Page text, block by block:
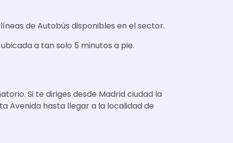
de Autobús disponibles en el sector.
a tan solo 5 minutos a pie.
Si te diriges desde Madrid ciudad la
Avenida hasta llegar a la localidad de